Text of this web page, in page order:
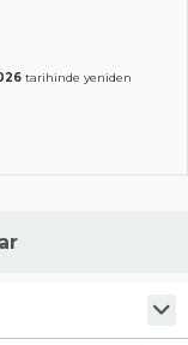
tarihinde yeniden